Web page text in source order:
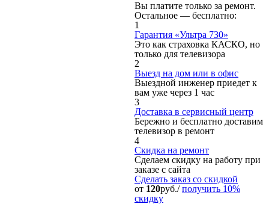
Вы платите только за ремонт.
Остальное — бесплатно:
1
Гарантия «Ультра 730»
Это как страховка КАСКО, но
только для телевизора
2
Выезд на дом или в офис
Выездной инженер приедет к
вам уже через 1 час
3
Доставка в сервисный центр
Бережно и бесплатно доставим
телевизор в ремонт
4
Скидка на ремонт
Сделаем скидку на работу при
заказе с сайта
Сделать заказ со скидкой
от 120руб./получить 10%
скидку